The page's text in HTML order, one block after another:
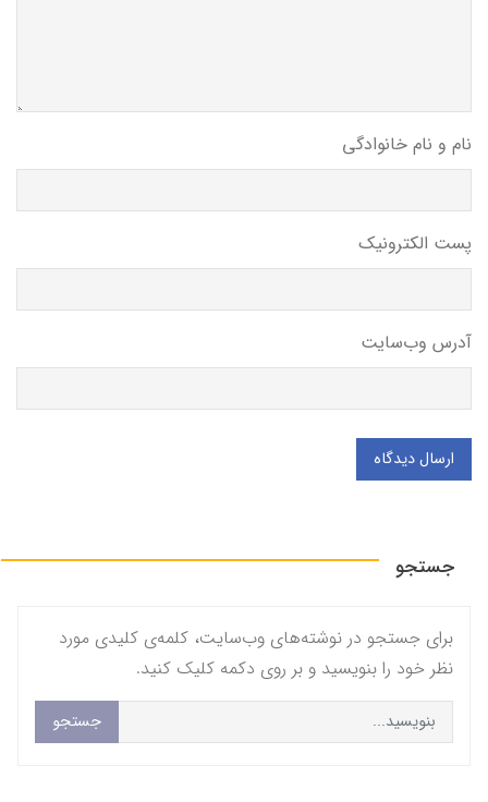
نام و نام خانوادگی
پست الکترونیک
آدرس وب‌سایت
ارسال دیدگاه
جستجو
برای جستجو در نوشته‌های وب‌سایت، کلمه‌ی کلیدی مورد
نظر خود را بنویسید و بر روی دکمه کلیک کنید.
جستجو